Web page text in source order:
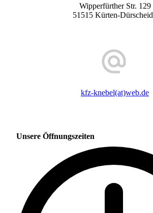
Wipperfürther Str. 129
51515 Kürten-Dürscheid
kfz-knebel(at)web.de
Unsere Öffnungszeiten